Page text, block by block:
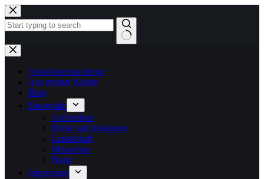
Zum
Inhalt
springen
Keine
Ergebnisse
Andalusienrundreise
Aus meiner Küche
Blog
Fotografie
Architektur
Bilder auf Instagram
Landschaft
Menschen
Natur
Impressum